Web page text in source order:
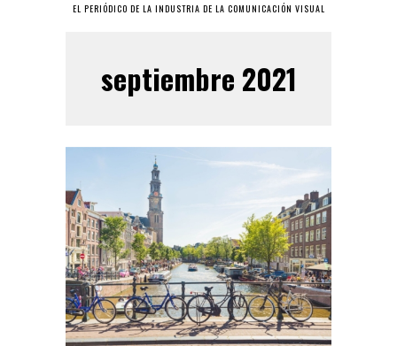
EL PERIÓDICO DE LA INDUSTRIA DE LA COMUNICACIÓN VISUAL
septiembre 2021